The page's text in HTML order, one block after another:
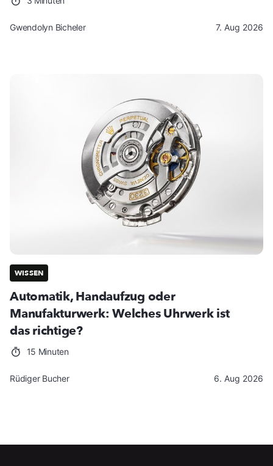
Gwendolyn Bicheler 7. Aug 2026
WISSEN
Automatik, Handaufzug oder
Manufakturwerk: Welches Uhrwerk ist
das richtige?
15 Minuten
Rüdiger Bucher 6. Aug 2026